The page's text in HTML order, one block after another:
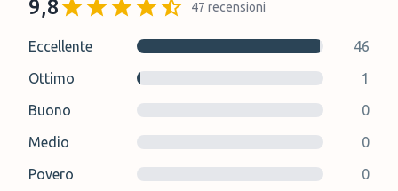
9,8 47 recensioni
Eccellente
46
Ottimo
1
Buono
0
Medio
0
Povero
0